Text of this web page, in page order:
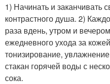
1) Начинать и заканчивать
контрастного душа. 2)
раза вдень, утром и
ежедневного ухода за
тонизирование,
стакан горячей воды с
сока.